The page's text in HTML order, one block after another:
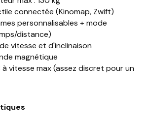
connectée (Kinomap, Zwift)
personnalisables + mode
distance)
vitesse et d'inclinaison
magnétique
à vitesse max (assez discret pour un